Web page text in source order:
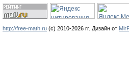
http://free-math.ru (с) 2010-2026 гг. Дизайн от